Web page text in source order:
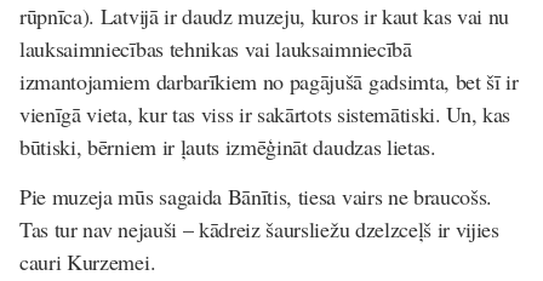
rūpnīca). Latvijā ir daudz muzeju, kuros ir kaut kas vai nu
lauksaimniecības tehnikas vai lauksaimniecībā
izmantojamiem darbarīkiem no pagājušā gadsimta, bet šī ir
vienīgā vieta, kur tas viss ir sakārtots sistemātiski. Un, kas
būtiski, bērniem ir ļauts izmēģināt daudzas lietas.
Pie muzeja mūs sagaida Bānītis, tiesa vairs ne braucošs.
Tas tur nav nejauši – kādreiz šaursliežu dzelzceļš ir vijies
cauri Kurzemei.